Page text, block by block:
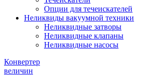
Опции для течеискателей
Неликвиды вакуумной техники
Неликвидные затворы
Неликвидные клапаны
Неликвидные насосы
Конвертер
величин